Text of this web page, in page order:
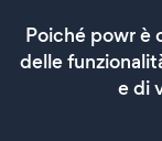
Poiché powr è
delle
e di